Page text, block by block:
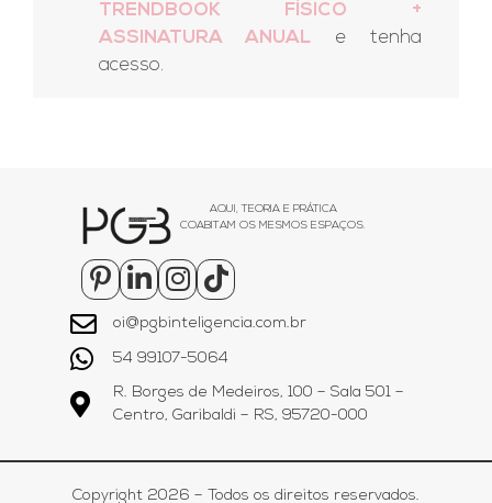
TRENDBOOK FÍSICO +
ASSINATURA ANUALe tenha
acesso.
AQUI, TEORIA E PRÁTICA
COABITAM OS MESMOS ESPAÇOS.
oi@pgbinteligencia.com.br
54 99107-5064
R. Borges de Medeiros, 100 – Sala 501 –
Centro, Garibaldi – RS, 95720-000
Copyright 2026 – Todos os direitos reservados.